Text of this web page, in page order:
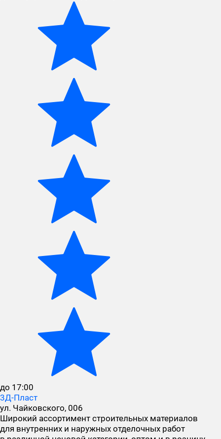
до 17:00
3Д-Пласт
ул. Чайковского, 006
Широкий ассортимент строительных материалов
для внутренних и наружных отделочных работ